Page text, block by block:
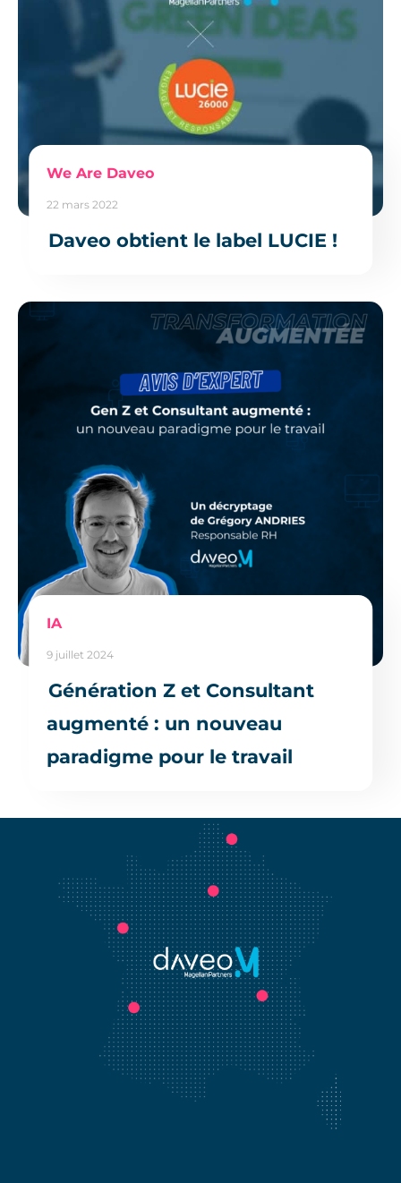
We Are Daveo
22 mars 2022
Daveo obtient le label LUCIE !
IA
9 juillet 2024
Génération Z et Consultant
augmenté : un nouveau
paradigme pour le travail